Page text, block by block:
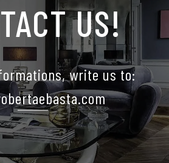
US!
write us to: